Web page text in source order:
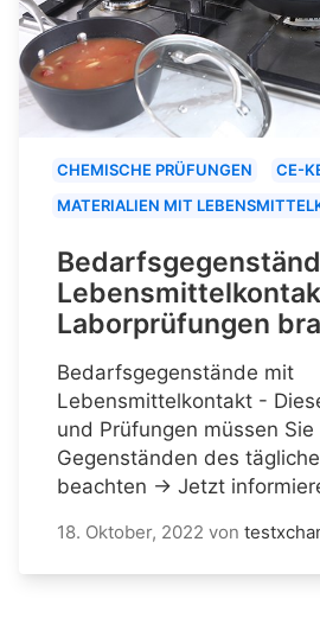
CHEMISCHE PRÜFUNGEN
CE-
MATERIALIEN MIT
Laborprüfungen
Bedarfsgegenstände mit
Lebensmittelkontakt -
und Prüfungen müssen Sie
Gegenständen des
beachten → Jetzt
18. Oktober, 2022 von